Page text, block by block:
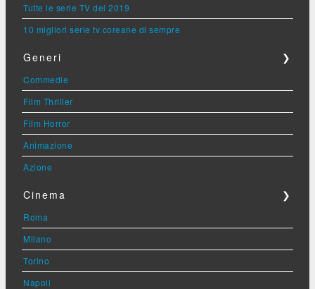
Tutte le serie TV del 2019
10 migliori serie tv coreane di sempre
Generi ❯
Commedie
Film Thriller
Film Horror
Animazione
Azione
Cinema ❯
Roma
Milano
Torino
Napoli